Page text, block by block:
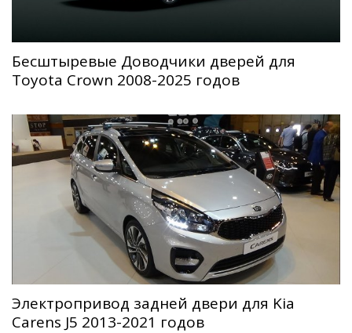
Беcштыревые Доводчики дверей для
Toyota Crown 2008-2025 годов
Электропривод задней двери для Kia
Carens J5 2013-2021 годов